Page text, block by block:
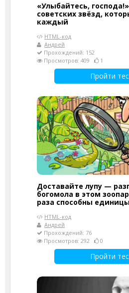
«Улыбайтесь,
советских звёзд,
каждый
HTML-код
Андрей
Прохождений: 152
Просмотров: 409
1
Пройти
Доставайте лупу —
богомола в этом
раза способны единицы
HTML-код
Андрей
Прохождений: 76
Просмотров: 292
0
Пройти